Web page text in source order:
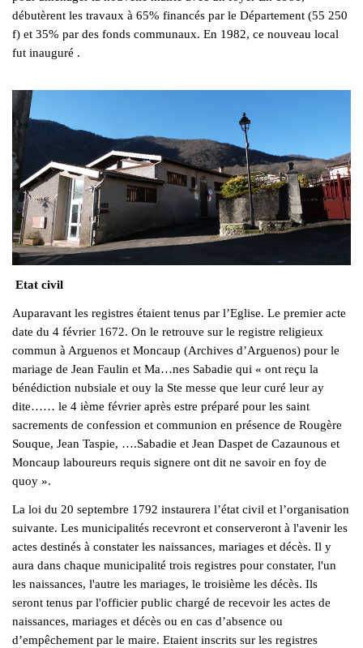
débutèrent les travaux à 65% financés par le Département (55 250
f) et 35% par des fonds communaux. En 1982, ce nouveau local
fut inauguré .
Etat civil
Auparavant les registres étaient tenus par l’Eglise. Le premier acte
date du 4 février 1672. On le retrouve sur le registre religieux
commun à Arguenos et Moncaup (Archives d’Arguenos) pour le
mariage de Jean Faulin et Ma…nes Sabadie qui « ont reçu la
bénédiction nubsiale et ouy la Ste messe que leur curé leur ay
dite…… le 4 ième février après estre préparé pour les saint
sacrements de confession et communion en présence de Rougère
Souque, Jean Taspie, ….Sabadie et Jean Daspet de Cazaunous et
Moncaup laboureurs requis signere ont dit ne savoir en foy de
quoy ».
La loi du 20 septembre 1792 instaurera l’état civil et l’organisation
suivante. Les municipalités recevront et conserveront à l'avenir les
actes destinés à constater les naissances, mariages et décès. Il y
aura dans chaque municipalité trois registres pour constater, l'un
les naissances, l'autre les mariages, le troisième les décès. Ils
seront tenus par l'officier public chargé de recevoir les actes de
naissances, mariages et décès ou en cas d’absence ou
d’empêchement par le maire. Etaient inscrits sur les registres